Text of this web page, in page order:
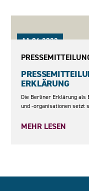
11.04.2022
ERKLÄRUNG
Die Berliner Erklärung als
und -organisationen setzt
MEHR LESEN